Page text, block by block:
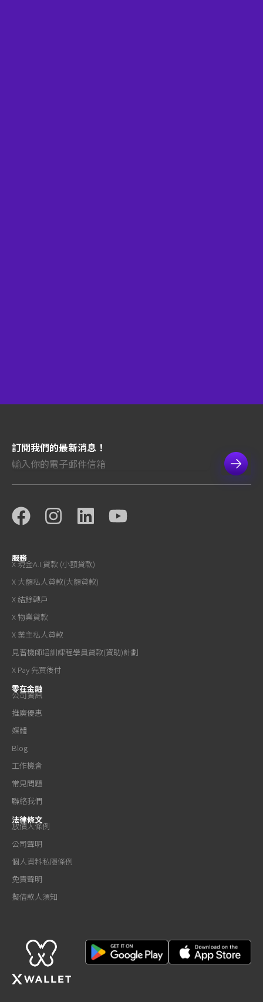
服務
X 現金A.I.貸款 (小額貸款)
X 大額私人貸款(大額貸款)
X 結餘轉戶
X 物業貸款
X 業主私人貸款
見習機師培訓課程學員貸款(資助)計劃
X Pay 先買後付
零在金融
公司資訊
推廣優惠
媒體
Blog
工作機會
常見問題
聯絡我們
法律條文
放債人條例
公司聲明
個人資料私隱條例
免責聲明
擬借款人須知
訂閱我們的最新消息！